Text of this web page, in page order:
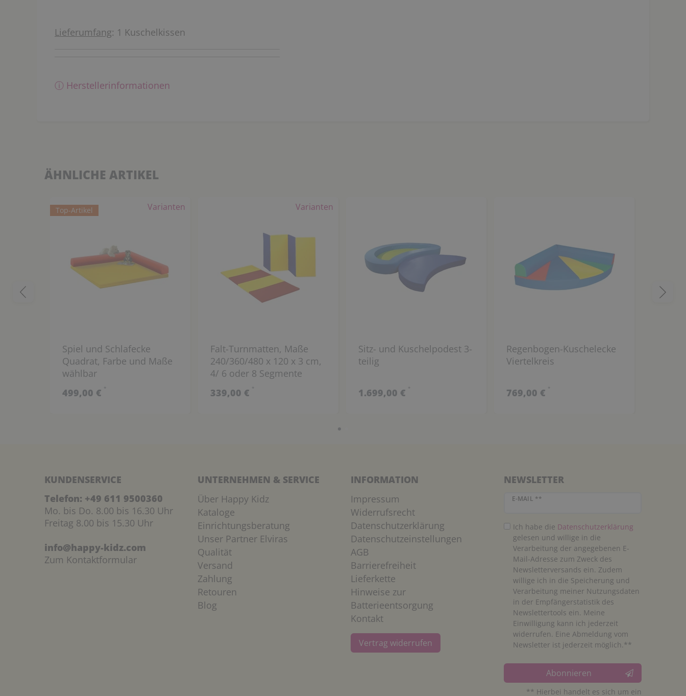
Lieferumfang: 1 Kuschelkissen
ⓘ Herstellerinformationen
ÄHNLICHE ARTIKEL
Varianten
Top-Artikel
Spiel und Schlafecke
Quadrat, Farbe und Maße
wählbar
499,00 € *
Varianten
Falt-Turnmatten, Maße
240/360/480 x 120 x 3 cm,
4/ 6 oder 8 Segmente
339,00 € *
Sitz- und Kuschelpodest 3-
teilig
1.699,00 € *
Regenbogen-Kuschelecke
Viertelkreis
769,00 € *
KUNDENSERVICE
Telefon: +49 611 9500360
Mo. bis Do. 8.00 bis 16.30 Uhr
Freitag 8.00 bis 15.30 Uhr
info@happy-kidz.com
Zum Kontaktformular
UNTERNEHMEN & SERVICE
Über Happy Kidz
Kataloge
Einrichtungsberatung
Unser Partner Elviras
Qualität
Versand
Zahlung
Retouren
Blog
INFORMATION
Impressum
Widerrufsrecht
Datenschutzerklärung
Datenschutzeinstellungen
AGB
Barrierefreiheit
Lieferkette
Hinweise zur
Batterieentsorgung
Kontakt
Vertrag widerrufen
NEWSLETTER
E-MAIL **
Newsletter Honig
Ich habe die Daten­schutz­erklärung
gelesen und willige in die
Verarbeitung der angegebenen E-
Mail-Adresse zum Zweck des
Newsletterversands ein. Zudem
willige ich in die Speicherung und
Verarbeitung meiner Nutzungsdaten
in der Empfängerstatistik des
Newslettertools ein. Meine
Einwilligung kann ich jederzeit
widerrufen. Eine Abmeldung vom
Newsletter ist jederzeit möglich.**
Abonnieren
** Hierbei handelt es sich um ein